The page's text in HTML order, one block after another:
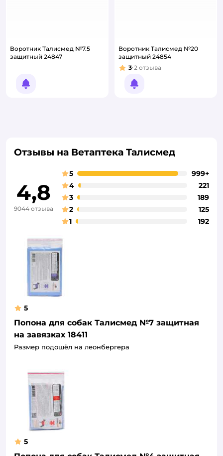
Воротник Талисмед №7.5
защитный 24847
Уведомить о появлении
Воротник Талисмед №20
защитный 24854
Рейтинг:
3 2 отзыва
Уведомить о появлении
Отзывы на Ветаптека Талисмед
4,8
9044 отзыва
5
999+
4
221
3
189
2
125
1
192
5
Попона для собак Талисмед №7 защитная
на завязках 18411
Размер подошёл на леонбергера
5